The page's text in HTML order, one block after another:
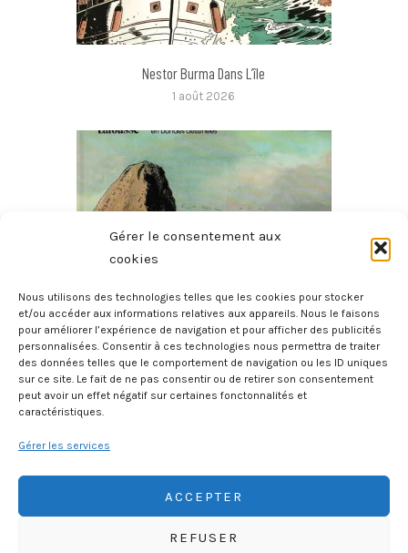
Gérer le consentement aux
cookies
Nous utilisons des technologies telles que les cookies pour stocker
et/ou accéder aux informations relatives aux appareils. Nous le faisons
pour améliorer l’expérience de navigation et pour afficher des publicités
personnalisées. Consentir à ces technologies nous permettra de traiter
des données telles que le comportement de navigation ou les ID uniques
sur ce site. Le fait de ne pas consentir ou de retirer son consentement
peut avoir un effet négatif sur certaines fonctonnalités et
caractéristiques.
Gérer les services
ACCEPTER
REFUSER
Nestor Burma Dans L’île
1 août 2026
Histoire Des Provinces De France – La Bretagne
27 juillet 2026